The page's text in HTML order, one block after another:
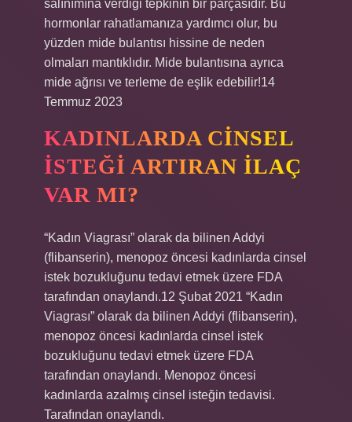
salınımına verdiği tepkinin bir parçasıdır. Bu
hormonlar rahatlamanıza yardımcı olur, bu
yüzden mide bulantısı hissine de neden
olmaları mantıklıdır. Mide bulantısına ayrıca
mide ağrısı ve terleme de eşlik edebilir!14
Temmuz 2023
KADINLARDA CINSEL
ISTEĞI ARTIRAN ILAÇ
VAR MI?
“Kadın Viagrası” olarak da bilinen Addyi
(flibanserin), menopoz öncesi kadınlarda cinsel
istek bozukluğunu tedavi etmek üzere FDA
tarafından onaylandı.12 Şubat 2021 “Kadın
Viagrası” olarak da bilinen Addyi (flibanserin),
menopoz öncesi kadınlarda cinsel istek
bozukluğunu tedavi etmek üzere FDA
tarafından onaylandı. Menopoz öncesi
kadınlarda azalmış cinsel isteğin tedavisi.
Tarafından onaylandı.